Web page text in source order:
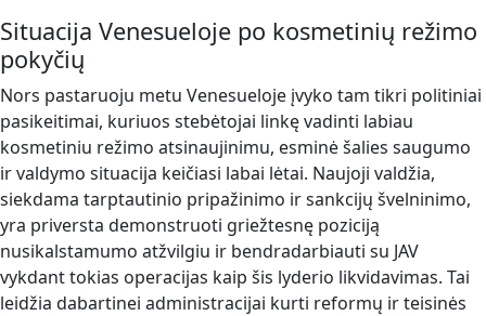
Situacija Venesueloje po kosmetinių režimo
pokyčių
Nors pastaruoju metu Venesueloje įvyko tam tikri politiniai
pasikeitimai, kuriuos stebėtojai linkę vadinti labiau
kosmetiniu režimo atsinaujinimu, esminė šalies saugumo
ir valdymo situacija keičiasi labai lėtai. Naujoji valdžia,
siekdama tarptautinio pripažinimo ir sankcijų švelninimo,
yra priversta demonstruoti griežtesnę poziciją
nusikalstamumo atžvilgiu ir bendradarbiauti su JAV
vykdant tokias operacijas kaip šis lyderio likvidavimas. Tai
leidžia dabartinei administracijai kurti reformų ir teisinės